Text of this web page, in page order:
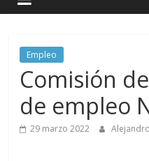
Colegio
Oficial
de
Químicos
Empleo
Comisión
de empleo
29 marzo 2022